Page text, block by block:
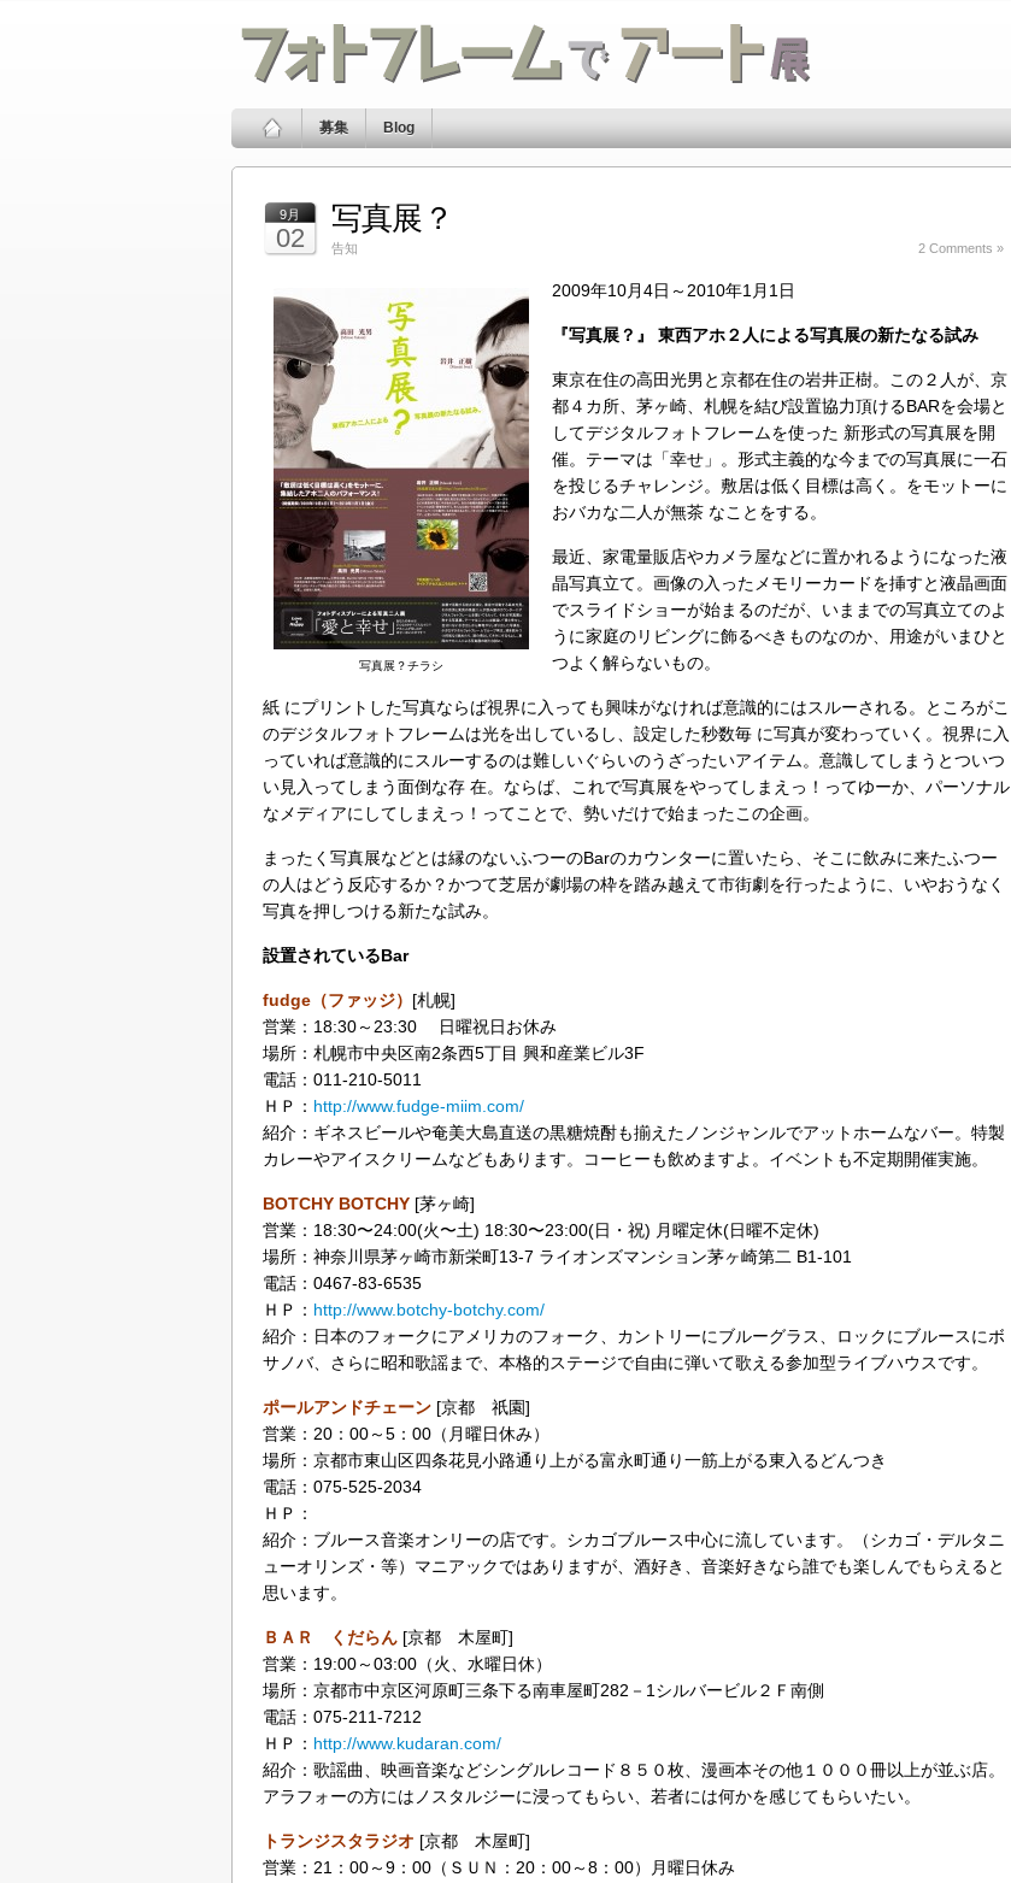
募集 Blog
9月
02
写真展？
告知 2 Comments »
写真展？チラシ
2009年10月4日～2010年1月1日
『写真展？』 東西アホ２人による写真展の新たなる試み
東京在住の高田光男と京都在住の岩井正樹。この２人が、京
都４カ所、茅ヶ崎、札幌を結び設置協力頂けるBARを会場と
してデジタルフォトフレームを使った 新形式の写真展を開
催。テーマは「幸せ」。形式主義的な今までの写真展に一石
を投じるチャレンジ。敷居は低く目標は高く。をモットーに
おバカな二人が無茶 なことをする。
最近、家電量販店やカメラ屋などに置かれるようになった液
晶写真立て。画像の入ったメモリーカードを挿すと液晶画面
でスライドショーが始まるのだが、いままでの写真立てのよ
うに家庭のリビングに飾るべきものなのか、用途がいまひと
つよく解らないもの。
紙 にプリントした写真ならば視界に入っても興味がなければ意識的にはスルーされる。ところがこ
のデジタルフォトフレームは光を出しているし、設定した秒数毎 に写真が変わっていく。視界に入
っていれば意識的にスルーするのは難しいぐらいのうざったいアイテム。意識してしまうとついつ
い見入ってしまう面倒な存 在。ならば、これで写真展をやってしまえっ！ってゆーか、パーソナル
なメディアにしてしまえっ！ってことで、勢いだけで始まったこの企画。
まったく写真展などとは縁のないふつーのBarのカウンターに置いたら、そこに飲みに来たふつー
の人はどう反応するか？かつて芝居が劇場の枠を踏み越えて市街劇を行ったように、いやおうなく
写真を押しつける新たな試み。
設置されているBar
fudge（ファッジ） [札幌]
営業：18:30～23:30 日曜祝日お休み
場所：札幌市中央区南2条西5丁目 興和産業ビル3F
電話：011-210-5011
ＨＰ： http://www.fudge-miim.com/
紹介：ギネスビールや奄美大島直送の黒糖焼酎も揃えたノンジャンルでアットホームなバー。特製
カレーやアイスクリームなどもあります。コーヒーも飲めますよ。イベントも不定期開催実施。
BOTCHY BOTCHY [茅ヶ崎]
営業：18:30〜24:00(火〜土) 18:30〜23:00(日・祝) 月曜定休(日曜不定休)
場所：神奈川県茅ヶ崎市新栄町13-7 ライオンズマンション茅ヶ崎第二 B1-101
電話：0467-83-6535
ＨＰ： http://www.botchy-botchy.com/
紹介：日本のフォークにアメリカのフォーク、カントリーにブルーグラス、ロックにブルースにボ
サノバ、さらに昭和歌謡まで、本格的ステージで自由に弾いて歌える参加型ライブハウスです。
ポールアンドチェーン [京都 祇園]
営業：20：00～5：00（月曜日休み）
場所：京都市東山区四条花見小路通り上がる富永町通り一筋上がる東入るどんつき
電話：075-525-2034
ＨＰ：
紹介：ブルース音楽オンリーの店です。シカゴブルース中心に流しています。（シカゴ・デルタニ
ューオリンズ・等）マニアックではありますが、酒好き、音楽好きなら誰でも楽しんでもらえると
思います。
ＢＡＲ くだらん [京都 木屋町]
営業：19:00～03:00（火、水曜日休）
場所：京都市中京区河原町三条下る南車屋町282－1シルバービル２Ｆ南側
電話：075-211-7212
ＨＰ： http://www.kudaran.com/
紹介：歌謡曲、映画音楽などシングルレコード８５０枚、漫画本その他１０００冊以上が並ぶ店。
アラフォーの方にはノスタルジーに浸ってもらい、若者には何かを感じてもらいたい。
トランジスタラジオ [京都 木屋町]
営業：21：00～9：00（ＳＵＮ：20：00～8：00）月曜日休み